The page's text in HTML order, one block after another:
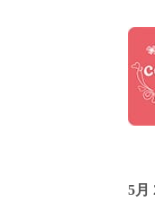
5月